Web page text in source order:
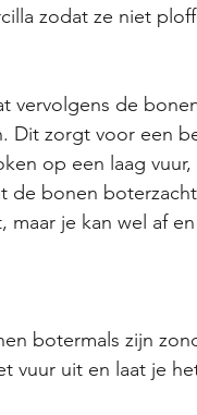
zodat ze niet
vervolgens de
Dit zorgt voor een
op een laag
bonen
je kan wel af
botermals zijn
vuur uit en laat je